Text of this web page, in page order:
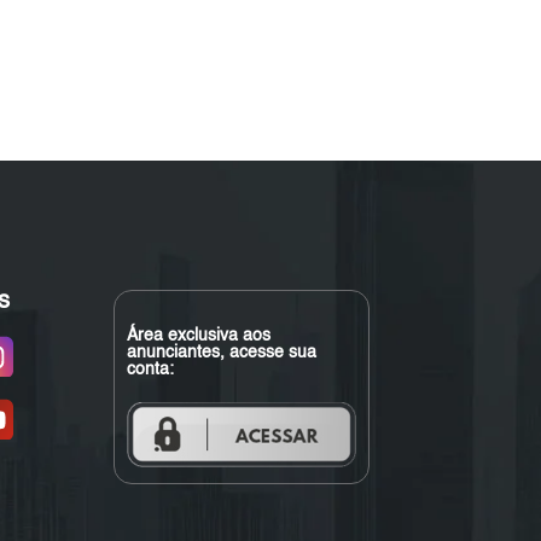
Área exclusiva aos
anunciantes, acesse sua
conta: